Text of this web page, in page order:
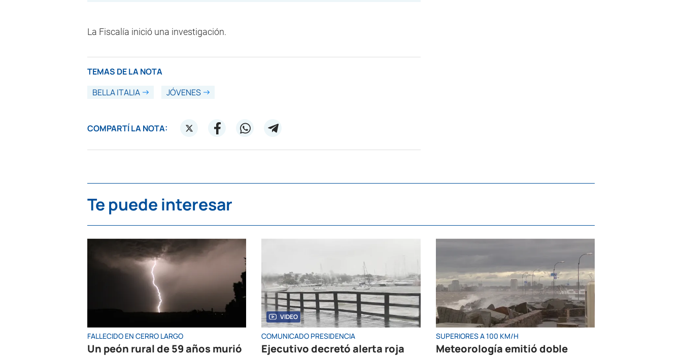
La Fiscalía inició una investigación.
TEMAS DE LA NOTA
BELLA ITALIA
JÓVENES
COMPARTÍ LA NOTA:
Te puede interesar
FALLECIDO EN CERRO LARGO
Un peón rural de 59 años murió
VIDEO
COMUNICADO PRESIDENCIA
Ejecutivo decretó alerta roja
SUPERIORES A 100 KM/H
Meteorología emitió doble